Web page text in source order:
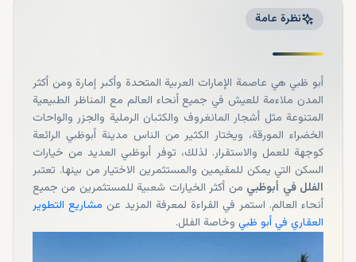
نظرة عامة
أبو ظبي هي عاصمة الإمارات العربية المتحدة وأكبر إمارة ومن أكثر
المدن ملاءمة للعيش في جميع أنحاء العالم مع المناظر الطبيعية
المتنوعة مثل أشجار المانغروف والكثبان الرملية والجزر والواحات
الخضراء المورقة، ويختار الكثير من الناس مدينة أبوظبي الرائعة
كوجهة للعمل والاستقرار. لذلك، توفر أبوظبي العديد من خيارات
السكن التي يمكن للمقيمين والمستثمرين الاختيار من بينها. تعتبر
الفلل في أبوظبي من أكثر الخيارات شعبية للمستثمرين من جميع
أنحاء العالم. استمر في القراءة لمعرفة المزيد عن مشاريع التطوير
العقاري في أبو ظبي وخاصة الفلل.